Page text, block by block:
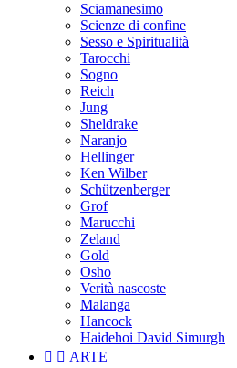
Sciamanesimo
Scienze di confine
Sesso e Spiritualità
Tarocchi
Sogno
Reich
Jung
Sheldrake
Naranjo
Hellinger
Ken Wilber
Schützenberger
Grof
Marucchi
Zeland
Gold
Osho
Verità nascoste
Malanga
Hancock
Haidehoi David Simurgh
  ARTE